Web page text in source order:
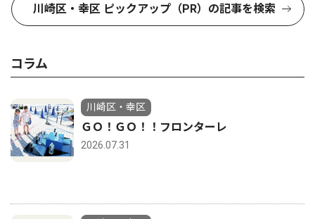
川崎区・幸区 ピックアップ（PR）の記事を検索
コラム
川崎区・幸区
ＧＯ！ＧＯ！！フロンターレ
2026.07.31